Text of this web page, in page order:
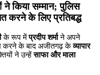
ने किया सम्मान; पुलिस
करने के लिए प्रतिबद्ध
के रूप मेंप्रदीप शर्माने अपने
करने के बाद अजीतगढ़ केव्यापार
ने उन्हेंसाफा और माला